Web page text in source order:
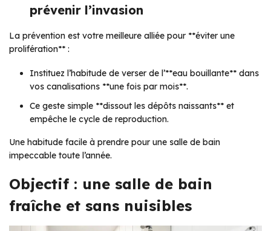
prévenir l’invasion
La prévention est votre meilleure alliée pour **éviter une
prolifération** :
Instituez l’habitude de verser de l’**eau bouillante** dans
vos canalisations **une fois par mois**.
Ce geste simple **dissout les dépôts naissants** et
empêche le cycle de reproduction.
Une habitude facile à prendre pour une salle de bain
impeccable toute l’année.
Objectif : une salle de bain
fraîche et sans nuisibles